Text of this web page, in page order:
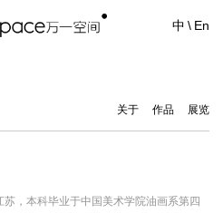
中 \ En
关于 作品 展览
苏，本科毕业于中国美术学院油画系第四